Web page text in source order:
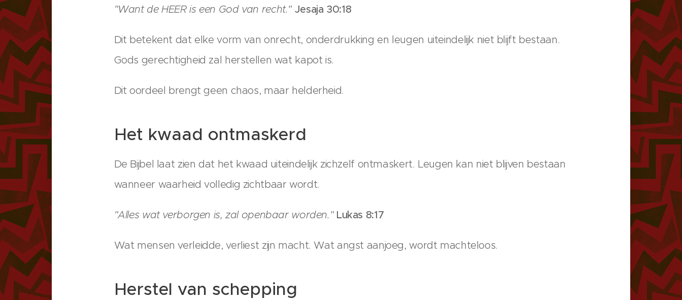
"Want de HEER is een God van recht." Jesaja 30:18
Dit betekent dat elke vorm van onrecht, onderdrukking en leugen uiteindelijk niet blijft bestaan.
Gods gerechtigheid zal herstellen wat kapot is.
Dit oordeel brengt geen chaos, maar helderheid.
Het kwaad ontmaskerd
De Bijbel laat zien dat het kwaad uiteindelijk zichzelf ontmaskert. Leugen kan niet blijven bestaan
wanneer waarheid volledig zichtbaar wordt.
"Alles wat verborgen is, zal openbaar worden." Lukas 8:17
Wat mensen verleidde, verliest zijn macht. Wat angst aanjoeg, wordt machteloos.
Herstel van schepping